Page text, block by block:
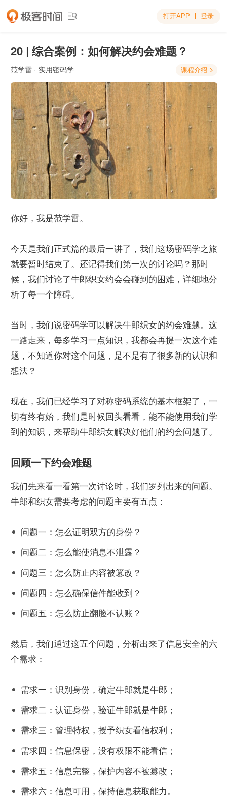
 打开APP 登录
20 | 综合案例：如何解决约会难题？
范学雷 · 实用密码学 课程介绍 
你好，我是范学雷。
今天是我们正式篇的最后一讲了，我们这场密码学之旅
就要暂时结束了。还记得我们第一次的讨论吗？那时
候，我们讨论了牛郎织女约会会碰到的困难，详细地分
析了每一个障碍。
当时，我们说密码学可以解决牛郎织女的约会难题。这
一路走来，每多学习一点知识，我都会再提一次这个难
题，不知道你对这个问题，是不是有了很多新的认识和
想法？
现在，我们已经学习了对称密码系统的基本框架了，一
切有终有始，我们是时候回头看看，能不能使用我们学
到的知识，来帮助牛郎织女解决好他们的约会问题了。
回顾一下约会难题
我们先来看一看第一次讨论时，我们罗列出来的问题。
牛郎和织女需要考虑的问题主要有五点：
问题一：怎么证明双方的身份？
问题二：怎么能使消息不泄露？
问题三：怎么防止内容被篡改？
问题四：怎么确保信件能收到？
问题五：怎么防止翻脸不认账？
然后，我们通过这五个问题，分析出来了信息安全的六
个需求：
需求一：识别身份，确定牛郎就是牛郎；
需求二：认证身份，验证牛郎就是牛郎；
需求三：管理特权，授予织女看信权利；
需求四：信息保密，没有权限不能看信；
需求五：信息完整，保护内容不被篡改；
需求六：信息可用，保持信息获取能力。